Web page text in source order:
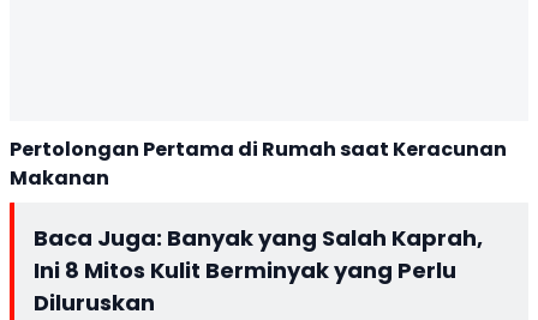
Pertolongan Pertama di Rumah saat Keracunan
Makanan
Baca Juga: Banyak yang Salah Kaprah,
Ini 8 Mitos Kulit Berminyak yang Perlu
Diluruskan